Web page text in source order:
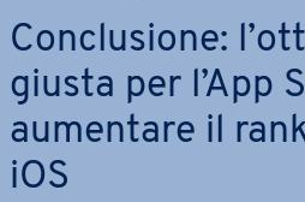
Con­clu­sio­ne:
giusta per l’App
aumentare il
iOS